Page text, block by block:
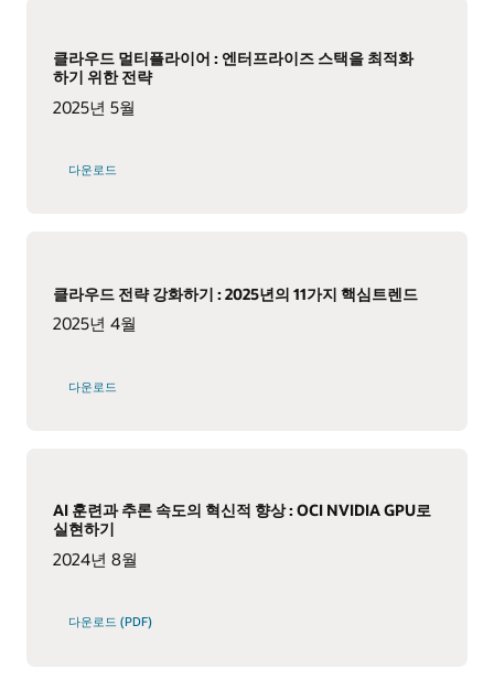
클라우드 멀티플라이어 : 엔터프라이즈 스택을 최적화
하기 위한 전략
2025년 5월
다운로드
클라우드 전략 강화하기 : 2025년의 11가지 핵심트렌드
2025년 4월
다운로드
AI 훈련과 추론 속도의 혁신적 향상 : OCI NVIDIA GPU로
실현하기
2024년 8월
다운로드 (PDF)